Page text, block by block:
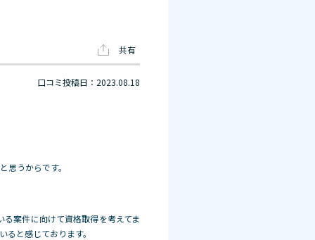
共有
口コミ投稿日：2023.08.18
うからです。
案件に向けて資格取得を考えてま
と感じております。